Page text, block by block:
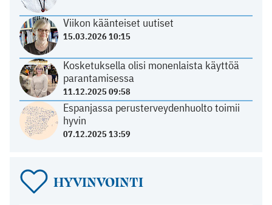
Viikon käänteiset uutiset
15.03.2026 10:15
Kosketuksella olisi monenlaista käyttöä
parantamisessa
11.12.2025 09:58
Espanjassa perusterveydenhuolto toimii
hyvin
07.12.2025 13:59
HYVINVOINTI